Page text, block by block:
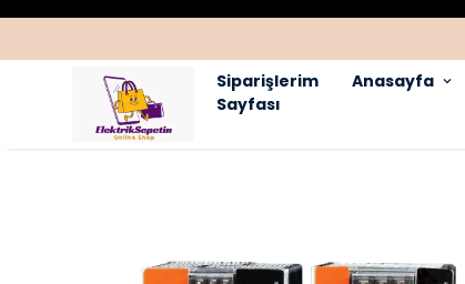
Siparişlerim
Sayfası
Anasayfa